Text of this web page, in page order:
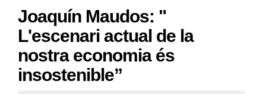
Joaquín Maudos: "
L'escenari actual de la
nostra economia és
insostenible”